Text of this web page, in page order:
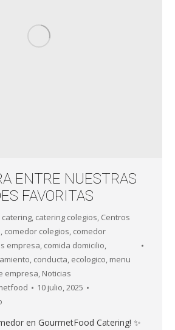
ENTRE NUESTRAS
FAVORITAS
catering, catering colegios, Centros
, comedor colegios, comedor
empresa, comida domicilio,
, conducta, ecologico, menu
empresa, Noticias
10 julio, 2025
en GourmetFood Catering! ✨